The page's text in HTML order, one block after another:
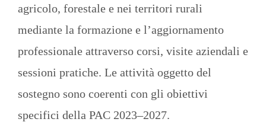
agricolo, forestale e nei territori rurali
mediante la formazione e l’aggiornamento
professionale attraverso corsi, visite aziendali e
sessioni pratiche. Le attività oggetto del
sostegno sono coerenti con gli obiettivi
specifici della PAC 2023–2027.